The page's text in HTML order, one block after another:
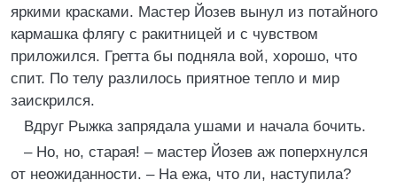
яркими красками. Мастер Йозев вынул из потайного
кармашка флягу с ракитницей и с чувством
приложился. Гретта бы подняла вой, хорошо, что
спит. По телу разлилось приятное тепло и мир
заискрился.
Вдруг Рыжка запрядала ушами и начала бочить.
– Но, но, старая! – мастер Йозев аж поперхнулся
от неожиданности. – На ежа, что ли, наступила?